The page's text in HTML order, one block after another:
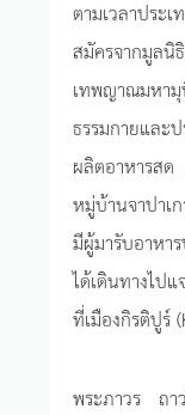
ตามเวลาประ
สมัครจากมูลนิ
เทพญาณมหามุ
ธรรมกายและ
ผลิตอาหารสด
หมู่บ้านจาปาเ
มีผู้มารับอาห
ได้เดินทางไป
ที่เมืองกิรติปูร์
พระภาวร ถา